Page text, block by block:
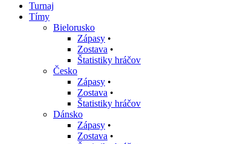
Turnaj
Tímy
Bielorusko
Zápasy •
Zostava •
Štatistiky hráčov
Česko
Zápasy •
Zostava •
Štatistiky hráčov
Dánsko
Zápasy •
Zostava •